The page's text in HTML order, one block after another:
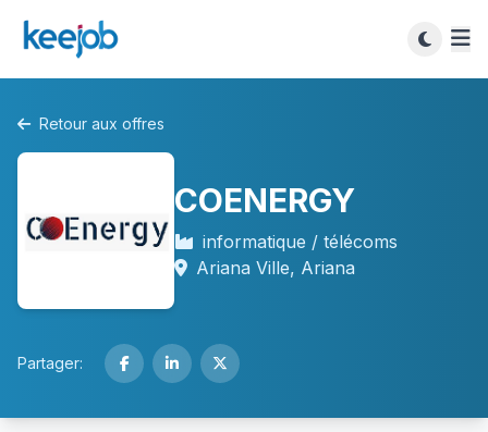
Retour aux offres
COENERGY
informatique / télécoms
Ariana Ville, Ariana
Partager: